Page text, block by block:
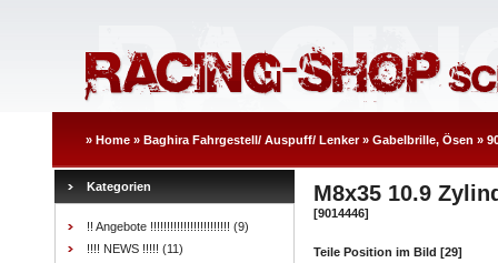
» Home » Baghira Fahrgestell/ Auspuff/ Lenker» Gabelbrille, Ösen »
Kategorien
!! Angebote !!!!!!!!!!!!!!!!!!!!!!!! (9)
!!!! NEWS !!!!! (11)
M8x35 10.9
[9014446]
Teile Position im Bild [29]